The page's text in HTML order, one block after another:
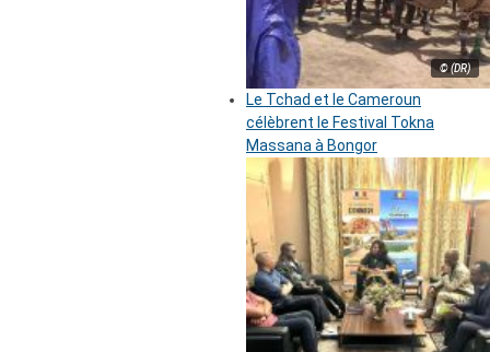
© (DR)
Le Tchad et le Cameroun
célèbrent le Festival Tokna
Massana à Bongor